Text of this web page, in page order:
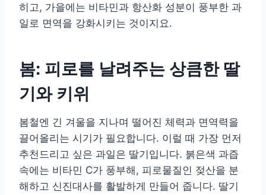
히고, 가을에는 비타민과 항산화 성분이 풍부한 과
일로 면역을 강화시키는 것이지요.
봄: 피로를 날려주는 상큼한 딸
기와 키위
봄철엔 긴 겨울을 지나며 떨어진 체력과 면역력을
끌어올리는 시기가 필요합니다. 이럴 때 가장 먼저
추천드리고 싶은 과일은 딸기입니다. 붉은색 과즙
속에는 비타민 C가 풍부해, 피로물질인 젖산을 분
해하고 신진대사를 활발하게 만들어 줍니다. 딸기